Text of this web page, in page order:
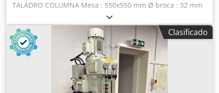
TALADRO COLUMNA Mesa : 550x550 mm Ø broca : 32 mm
Distancia del husillo a la columna: 360 mm Altura máx de
la mesa al bajo husillo: 780 mm Profundidad de taladrado:
200 mm Mesa giratoria con grados: Sí Embrague de avance
de husillo: Sí Velocidades: de 93 a 1420 Avances de
taladrado: 0,10-0,18-0,24 Djdpfjzq R Uqjx Ahqowa
Clasificado